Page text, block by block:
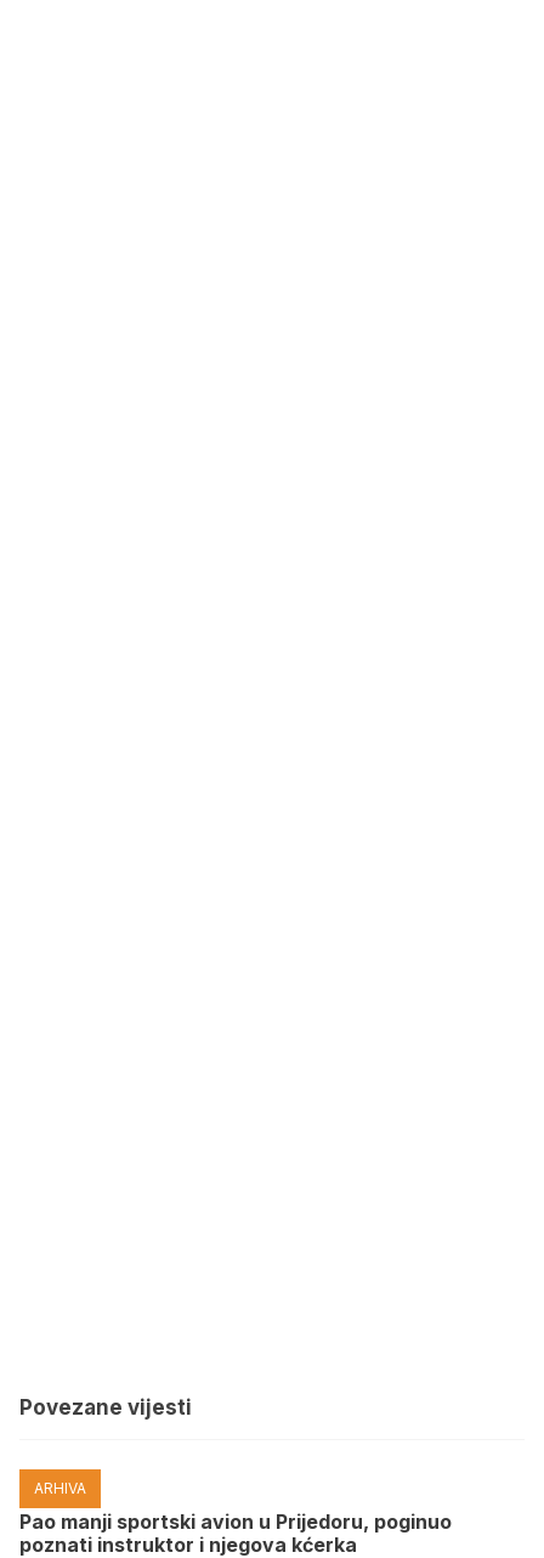
Povezane vijesti
ARHIVA
Pao manji sportski avion u Prijedoru, poginuo
poznati instruktor i njegova kćerka